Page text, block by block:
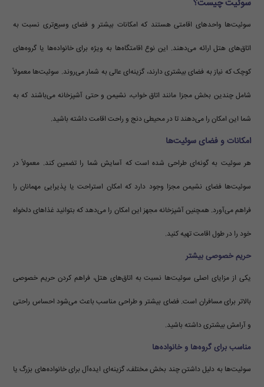
سوئیت چیست؟
سوئیت‌ها واحدهای اقامتی هستند که امکانات بیشتر و فضای وسیع‌تری نسبت به
اتاق‌های هتل ارائه می‌دهند. این نوع اقامتگاه‌ها به ویژه برای خانواده‌ها یا گروه‌های
کوچک که نیاز به فضای بیشتری دارند، گزینه‌ای عالی به شمار می‌روند. سوئیت‌ها معمولاً
شامل چندین بخش مجزا مانند اتاق خواب، نشیمن و حتی آشپزخانه می‌باشند که به
شما این امکان را می‌دهند تا در محیطی دنج و راحت اقامت داشته باشید.
امکانات و فضای سوئیت‌ها
هر سوئیت به گونه‌ای طراحی شده است که آسایش شما را تضمین کند. معمولاً در
سوئیت‌ها فضای نشیمن مجزا وجود دارد که امکان استراحت یا پذیرایی مهمانان را
فراهم می‌آورد. همچنین آشپزخانه مجهز این امکان را می‌دهد که بتوانید غذاهای دلخواه
خود را در طول اقامت تهیه کنید.
حریم خصوصی بیشتر
یکی از مزایای اصلی سوئیت‌ها نسبت به اتاق‌های هتل، فراهم کردن حریم خصوصی
بالاتر برای مسافران است. فضای بیشتر و طراحی مناسب باعث می‌شود احساس راحتی
و آرامش بیشتری داشته باشید.
مناسب برای گروه‌ها و خانواده‌ها
سوئیت‌ها به دلیل داشتن چند بخش مختلف، گزینه‌ای ایده‌آل برای خانواده‌های بزرگ یا